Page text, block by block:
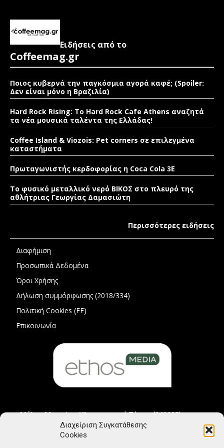
Διαχείριση Συγκατάθεσης
Cookies
Ειδήσεις από το
Coffeemag.gr
Ποιος κυβερνά την παγκόσμια αγορά καφέ; (Spoiler:
Δεν είναι μόνο η Βραζιλία)
Hard Rock Rising: Το Hard Rock Cafe Athens αναζητά
τα νέα μουσικά ταλέντα της Ελλάδας!
Coffee Island & Viozois: Pet corners σε επιλεγμένα
καταστήματα
Πρωταγωνιστής κερδοφορίας η Coca Cola 3E
Το φυσικό μεταλλικό νερό ΒΙΚΟΣ στο πλευρό της
αθλήτριας Γεωργίας Δαμασιώτη
Περισσότερες ειδήσεις
Διαφήμιση
Προσωπικά Δεδομένα
Όροι Χρήσης
Δήλωση συμμόρφωσης (2018/334)
Πολιτική Cookies (ΕΕ)
Επικοινωνία
Μέλος Μητρώου Ηλεκτρονικού Τύπου (242225)